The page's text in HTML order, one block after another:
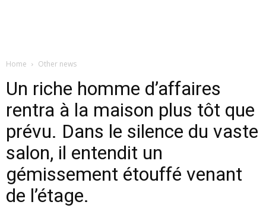
Home Other news
Un riche homme d’affaires
rentra à la maison plus tôt que
prévu. Dans le silence du vaste
salon, il entendit un
gémissement étouffé venant
de l’étage.